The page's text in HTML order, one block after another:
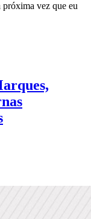
próxima vez que eu